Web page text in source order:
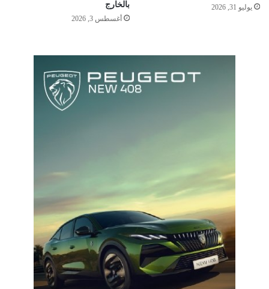
يوليو 31, 2026 بالخارج
أغسطس 3, 2026